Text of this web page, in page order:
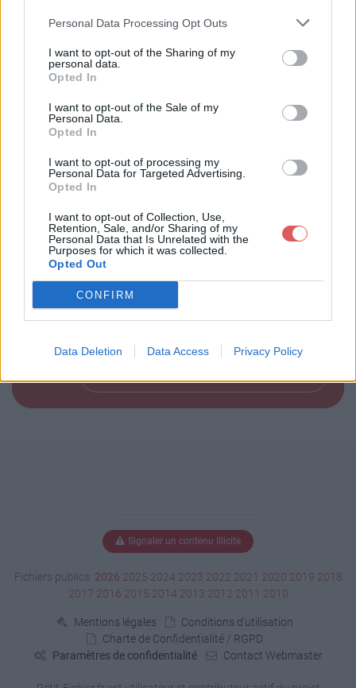
Personal Data Processing Opt Outs
I want to opt-out of the Sharing of my
personal data.
Opted In
I want to opt-out of the Sale of my
Personal Data.
Opted In
I want to opt-out of processing my
Personal Data for Targeted Advertising.
Opted In
I want to opt-out of Collection, Use,
Retention, Sale, and/or Sharing of my
Personal Data that Is Unrelated with the
Purposes for which it was collected.
Opted Out
CONFIRM
Data Deletion Data Access Privacy Policy
Partager le fichier file.txt sur le
Web et les réseaux sociaux:
Télécharger le fichier file.txt
Télécharger file.txt
Signaler un contenu illicite
Fichiers publics: 2026 2025 2024 2023 2022 2021 2020 2019 2018
2017 2016 2015 2014 2013 2012 2011 2010
Mentions légales
Conditions d'utilisation
Charte de Confidentialité / RGPD
Paramètres de confidentialité
Contact Webmaster